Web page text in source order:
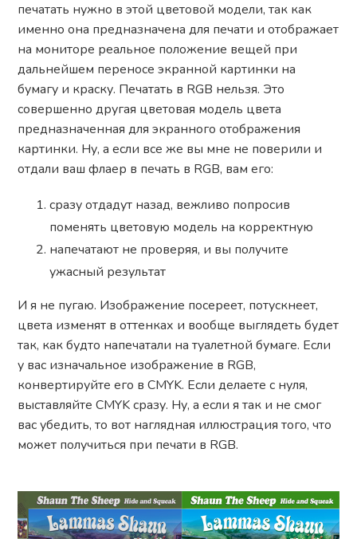
печатать нужно в этой цветовой модели, так как
именно она предназначена для печати и отображает
на мониторе реальное положение вещей при
дальнейшем переносе экранной картинки на
бумагу и краску. Печатать в RGB нельзя. Это
совершенно другая цветовая модель цвета
предназначенная для экранного отображения
картинки. Ну, а если все же вы мне не поверили и
отдали ваш флаер в печать в RGB, вам его:
сразу отдадут назад, вежливо попросив
поменять цветовую модель на корректную
напечатают не проверяя, и вы получите
ужасный результат
И я не пугаю. Изображение посереет, потускнеет,
цвета изменят в оттенках и вообще выглядеть будет
так, как будто напечатали на туалетной бумаге. Если
у вас изначальное изображение в RGB,
конвертируйте его в CMYK. Если делаете с нуля,
выставляйте CMYK сразу. Ну, а если я так и не смог
вас убедить, то вот наглядная иллюстрация того, что
может получиться при печати в RGB.